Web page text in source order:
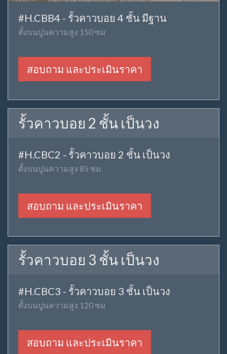
#H.CBB4 - รั้วคาวบอย 4 ชั้น มีฐาน
ตั้งบนปูนความสูง 150 ซม
สอบถาม และประเมินราคา
รั้วคาวบอย 2 ชั้น เป็นวง
#H.CBC2 - รั้วคาวบอย 2 ชั้น เป็นวง